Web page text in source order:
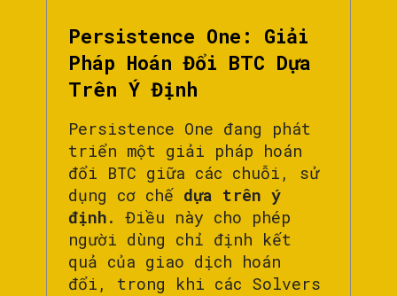
Persistence One: Giải
Pháp Hoán Đổi BTC Dựa
Trên Ý Định
Persistence One đang phát
triển một giải pháp hoán
đổi BTC giữa các chuỗi, sử
dụng cơ chế dựa trên ý
định. Điều này cho phép
người dùng chỉ định kết
quả của giao dịch hoán
đổi, trong khi các Solvers